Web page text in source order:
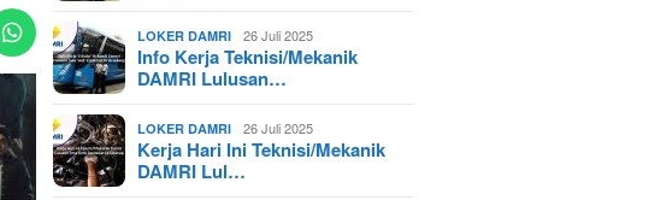
LOKER DAMRI 26 Juli 2025
Info Kerja Teknisi/Mekanik
DAMRI Lulusan…
LOKER DAMRI 26 Juli 2025
Kerja Hari Ini Teknisi/Mekanik
DAMRI Lul…